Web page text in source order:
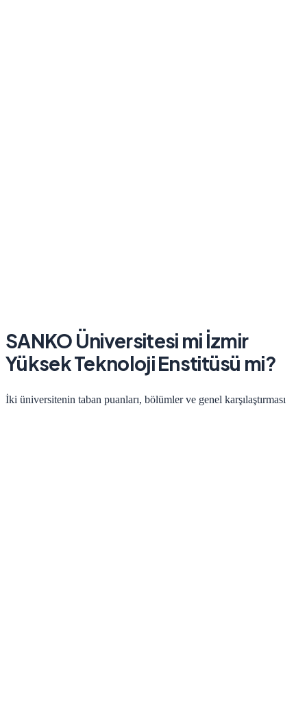
SANKO Üniversitesi mi İzmir
Yüksek Teknoloji Enstitüsü mi?
İki üniversitenin taban puanları, bölümler ve genel karşılaştırması